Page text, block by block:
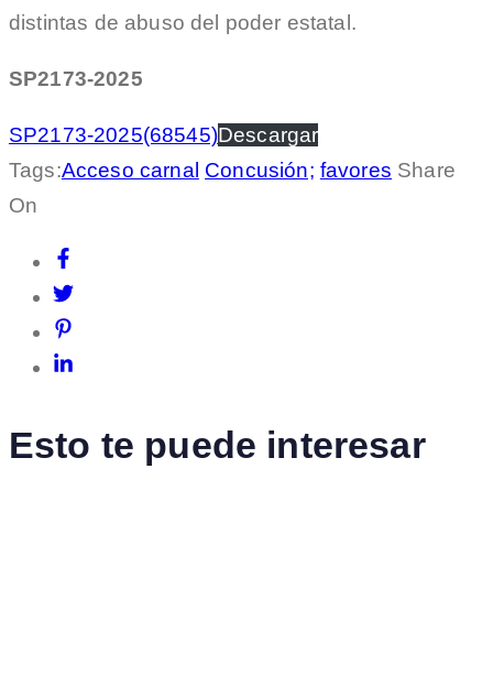
distintas de abuso del poder estatal.
SP2173-2025
SP2173-2025(68545)Descargar
Tags:Acceso carnal Concusión; favores Share
On
Esto te puede interesar